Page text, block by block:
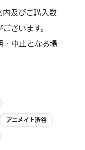
及びご購入数
ざいます。
中止となる場
アニメイト渋谷